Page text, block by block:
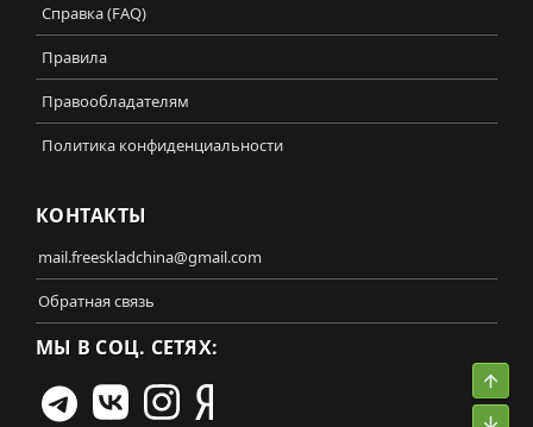
Справка (FAQ)
Правила
Правообладателям
Политика конфиденциальности
КОНТАКТЫ
mail.freeskladchina@gmail.com
Обратная связь
МЫ В СОЦ. СЕТЯХ: